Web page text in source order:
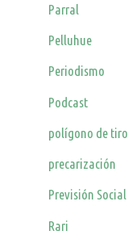
Parral
Pelluhue
Periodismo
Podcast
polígono de tiro
precarización
Previsión Social
Rari